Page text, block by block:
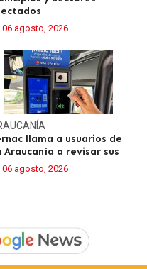
06 agosto, 2026
llama a usuarios de
Araucanía a revisar sus
06 agosto, 2026